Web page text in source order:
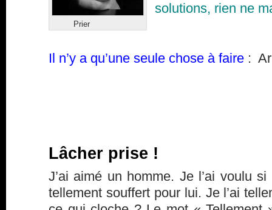
Prier
solutions, rien ne
Il n’y a qu’une seule chose à faire :
Lâcher prise !
J’ai aimé un homme. Je l’ai voulu
tellement souffert pour lui. Je l’ai